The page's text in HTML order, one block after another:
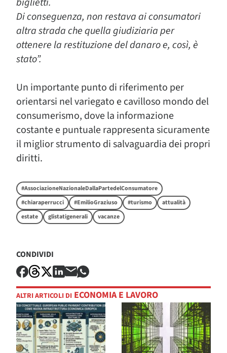
Di conseguenza, non restava ai consumatori
altra strada che quella giudiziaria per
ottenere la restituzione del danaro e, così, è
stato”.
Un importante punto di riferimento per
orientarsi nel variegato e cavilloso mondo del
consumerismo, dove la informazione
costante e puntuale rappresenta sicuramente
il miglior strumento di salvaguardia dei propri
diritti.
#AssociazioneNazionaleDallaPartedelConsumatore
#chiaraperrucci
#EmilioGraziuso #turismo
attualità
estate
glistatigenerali vacanze
CONDIVIDI
ALTRI ARTICOLI DI ECONOMIA E LAVORO